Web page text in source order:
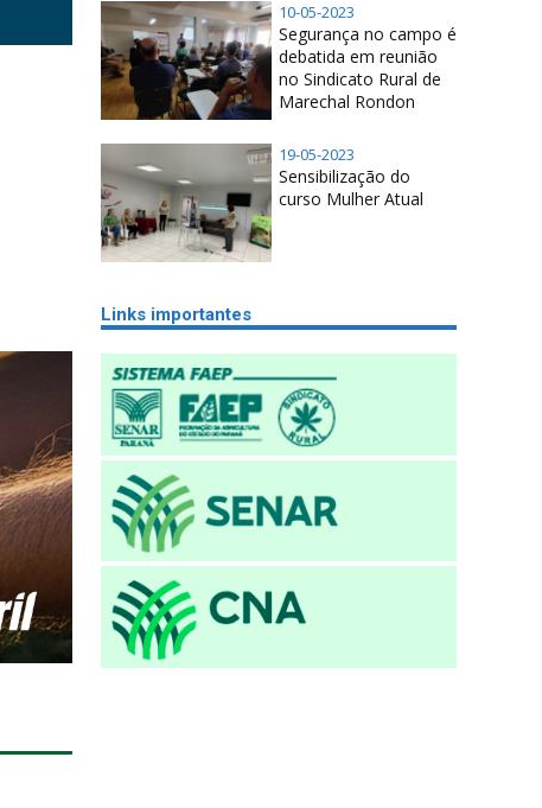
10-05-2023
Segurança no campo é
debatida em reunião
no Sindicato Rural de
Marechal Rondon
19-05-2023
Sensibilização do
curso Mulher Atual
Links importantes